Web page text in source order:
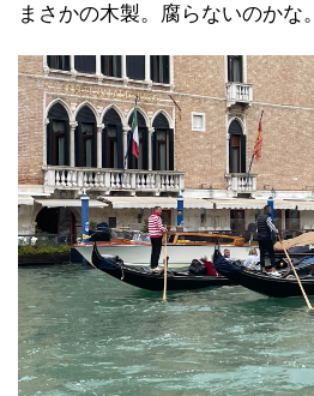
まさかの木製。腐らないのかな。